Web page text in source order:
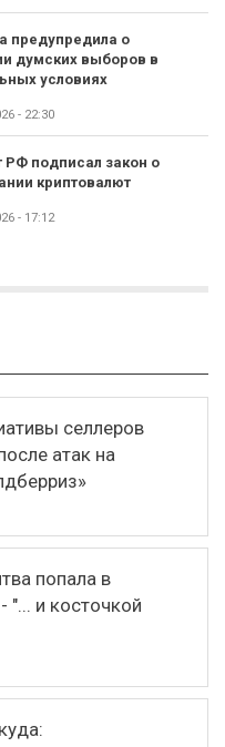
предупредила о
думских выборов в
условиях
- 22:30
РФ подписал закон о
криптовалют
- 17:12
селлеров
атак на
попала в
"... и косточкой